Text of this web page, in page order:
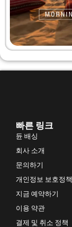
빠른 링크
듄 배싱
회사 소개
문의하기
개인정보 보호정책
지금 예약하기
이용 약관
결제 및 취소 정책